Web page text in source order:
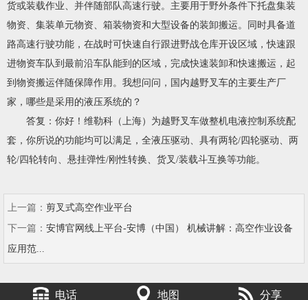
货或装载作业、并伴随部队高速行驶。主要用于野外条件下托盘集装
物资、集装单元物资、箱装物资和大型设备的装卸搬运。同时具备道
路高速行驶功能，在战时可快速自行跟进野战仓库开设区域，快速跟
进物资车队到最前沿车队能到的区域，完成快速装卸和快速搬运，起
到物资搬运伴随保障作用。我想问问，国内越野叉车的主要生产厂
家，哪些是采用的液压系统的？
答复：你好！维勒科（上海）为越野叉车做整机电液控制系统配
套，你所说的功能均可以满足，全液压驱动、具有两轮/四轮驱动、两
轮/四轮转向、悬挂弹性/刚性转换、货叉/装载斗互换等功能。
上一篇： 剪叉式高空作业平台
下一篇： 安博官网线上平台-安博（中国） 机械讲解：高空作业设备
应用范...
电话 地图 分享